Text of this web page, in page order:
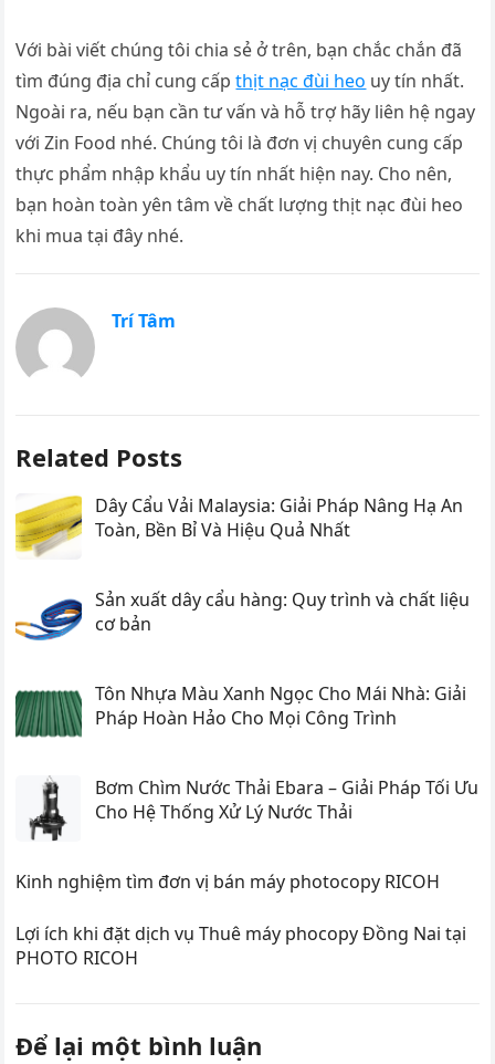
Với bài viết chúng tôi chia sẻ ở trên, bạn chắc chắn đã
tìm đúng địa chỉ cung cấpthịt nạc đùi heo uy tín nhất.
Ngoài ra, nếu bạn cần tư vấn và hỗ trợ hãy liên hệ ngay
với Zin Food nhé. Chúng tôi là đơn vị chuyên cung cấp
thực phẩm nhập khẩu uy tín nhất hiện nay. Cho nên,
bạn hoàn toàn yên tâm về chất lượng thịt nạc đùi heo
khi mua tại đây nhé.
Trí Tâm
Related Posts
Dây Cẩu Vải Malaysia: Giải Pháp Nâng Hạ An
Toàn, Bền Bỉ Và Hiệu Quả Nhất
Sản xuất dây cẩu hàng: Quy trình và chất liệu
cơ bản
Tôn Nhựa Màu Xanh Ngọc Cho Mái Nhà: Giải
Pháp Hoàn Hảo Cho Mọi Công Trình
Bơm Chìm Nước Thải Ebara – Giải Pháp Tối Ưu
Cho Hệ Thống Xử Lý Nước Thải
Kinh nghiệm tìm đơn vị bán máy photocopy RICOH
Lợi ích khi đặt dịch vụ Thuê máy phocopy Đồng Nai tại
PHOTO RICOH
Để lại một bình luận